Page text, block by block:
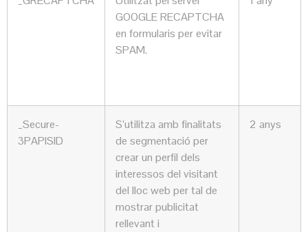
GOOGLE RECAPTCHA
en formularis per evitar
SPAM.
_Secure-
3PAPISID
S’utilitza amb finalitats
de segmentació per
crear un perfil dels
interessos del visitant
del lloc web per tal de
mostrar publicitat
rellevant i
2 anys